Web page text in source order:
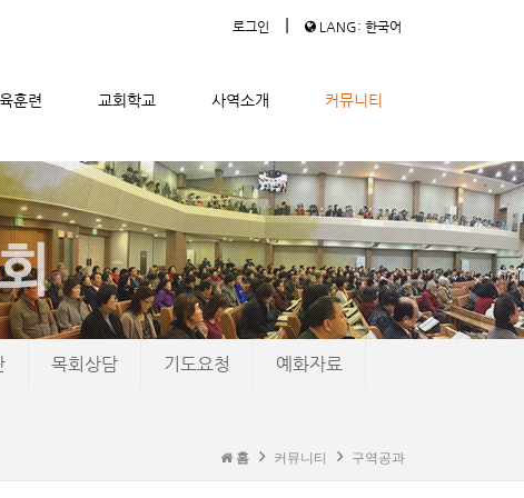
로그인 | LANG: 한국어
훈련 교회학교 사역소개 커뮤니티
목회상담 기도요청 예화자료
홈 커뮤니티 구역공과